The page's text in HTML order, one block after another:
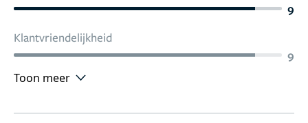
9
Klantvriendelijkheid
9
Toon meer